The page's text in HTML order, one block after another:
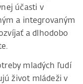
účasti v
a integrovaným
a dlhodobo
mladých ľudí
život mládeži v